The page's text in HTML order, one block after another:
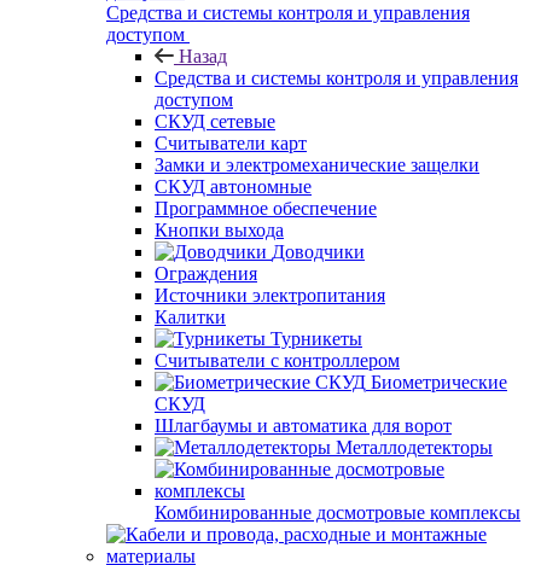
Средства и системы контроля и управления
доступом
Назад
Средства и системы контроля и управления
доступом
СКУД сетевые
Считыватели карт
Замки и электромеханические защелки
СКУД автономные
Программное обеспечение
Кнопки выхода
Доводчики
Ограждения
Источники электропитания
Калитки
Турникеты
Считыватели с контроллером
Биометрические
СКУД
Шлагбаумы и автоматика для ворот
Металлодетекторы
Комбинированные досмотровые комплексы